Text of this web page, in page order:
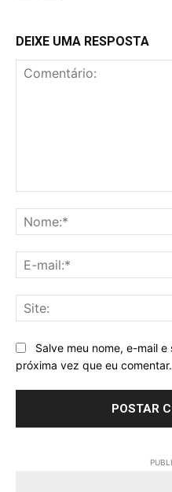
DEIXE UMA RESPOSTA
Salve meu nome, e-mail
próxima vez que eu comentar.